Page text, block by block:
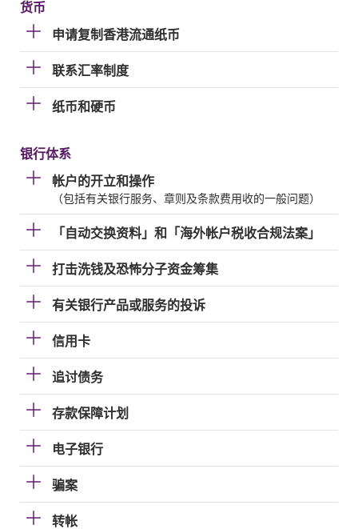
货币
申请复制香港流通纸币
联系汇率制度
纸币和硬币
银行体系
帐户的开立和操作
（包括有关银行服务、章则及条款费用收的一般问题）
「自动交换资料」和「海外帐户税收合规法案」
打击洗钱及恐怖分子资金筹集
有关银行产品或服务的投诉
信用卡
追讨债务
存款保障计划
电子银行
骗案
转帐